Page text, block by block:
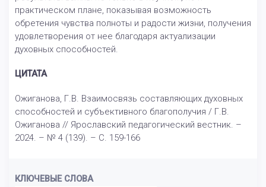
практическом плане, показывая возможность
обретения чувства полноты и радости жизни, получения
удовлетворения от нее благодаря актуализации
духовных способностей.
ЦИТАТА
Ожиганова, Г.В. Взаимосвязь составляющих духовных
способностей и субъективного благополучия / Г.В.
Ожиганова // Ярославский педагогический вестник. –
2024. – № 4 (139). – С. 159-166
КЛЮЧЕВЫЕ СЛОВА